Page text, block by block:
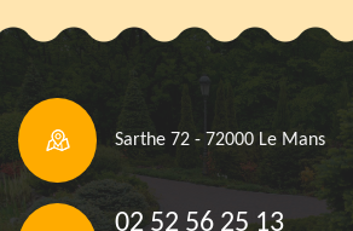
Sarthe 72 - 72000 Le Mans
02 52 56 25 13